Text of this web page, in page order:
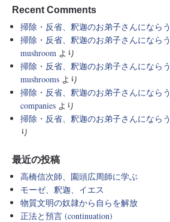
Recent Comments
掃除・反省、釈迦のお弟子さんにならう
掃除・反省、釈迦のお弟子さんにならう
mushroom より
掃除・反省、釈迦のお弟子さんにならう
mushrooms より
掃除・反省、釈迦のお弟子さんにならう
companies より
掃除・反省、釈迦のお弟子さんにならう
り
最近の投稿
高橋信次師、園頭広周師に学ぶ
モーゼ、釈迦、イエス
物質文明の奴隷から自らを解放
正法と預言 (continuation)